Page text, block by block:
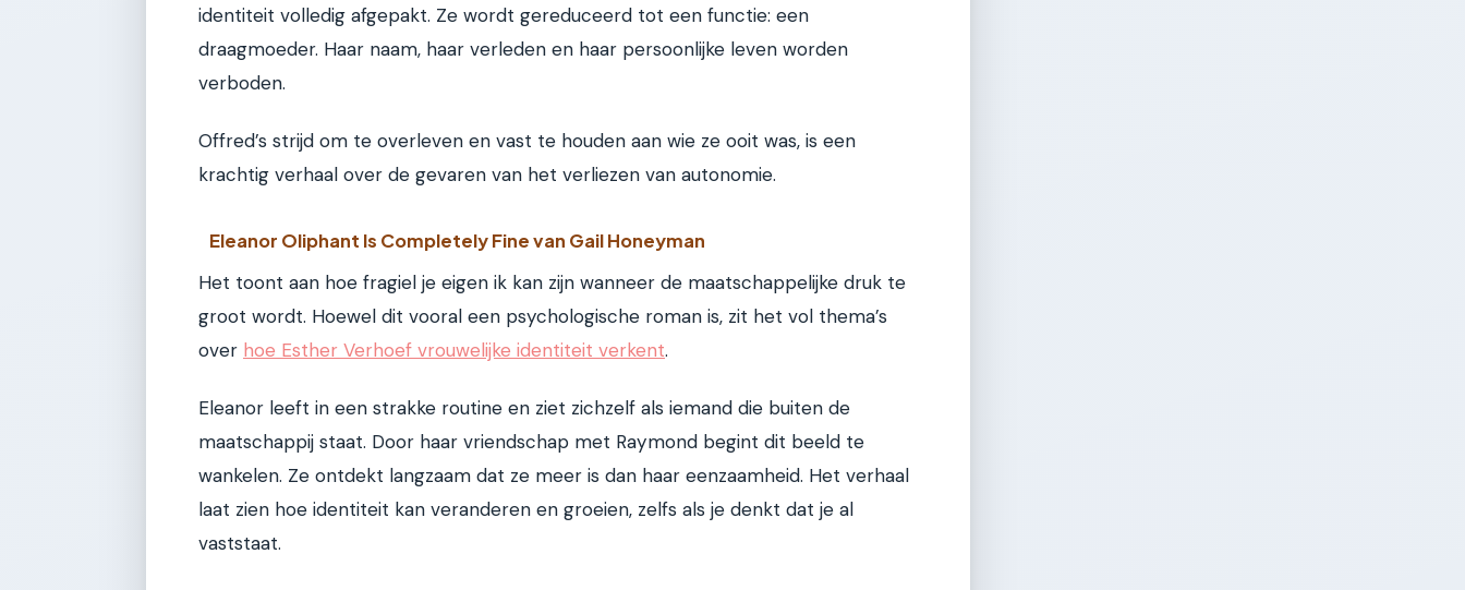
identiteit volledig afgepakt. Ze wordt gereduceerd tot een functie: een
draagmoeder. Haar naam, haar verleden en haar persoonlijke leven worden
verboden.
Offred’s strijd om te overleven en vast te houden aan wie ze ooit was, is een
krachtig verhaal over de gevaren van het verliezen van autonomie.
Eleanor Oliphant Is Completely Fine van Gail Honeyman
Het toont aan hoe fragiel je eigen ik kan zijn wanneer de maatschappelijke druk te
groot wordt. Hoewel dit vooral een psychologische roman is, zit het vol thema’s
over hoe Esther Verhoef vrouwelijke identiteit verkent.
Eleanor leeft in een strakke routine en ziet zichzelf als iemand die buiten de
maatschappij staat. Door haar vriendschap met Raymond begint dit beeld te
wankelen. Ze ontdekt langzaam dat ze meer is dan haar eenzaamheid. Het verhaal
laat zien hoe identiteit kan veranderen en groeien, zelfs als je denkt dat je al
vaststaat.